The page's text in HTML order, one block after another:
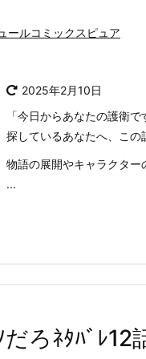
ールコミックスピュア
2025年2月10日
「今日からあなたの護衛
探しているあなたへ、こ
物語の展開やキャラクタ
...
ろﾈﾀﾊﾞﾚ